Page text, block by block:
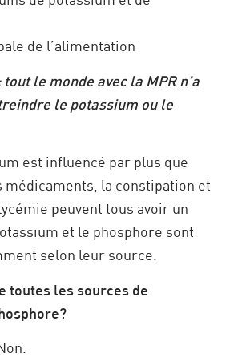
de l’alimentation
le monde avec la MPR n’a
le potassium ou le
est influencé par plus que
médicaments, la constipation et
peuvent tous avoir un
et le phosphore sont
selon leur source.
les sources de